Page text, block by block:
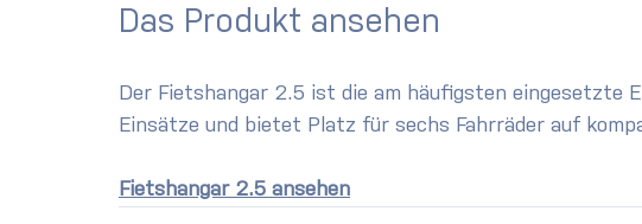
Das Produkt ansehen
Der Fietshangar 2.5 ist die am häufigsten eingesetzte
Einsätze und bietet Platz für sechs Fahrräder auf
Fietshangar 2.5 ansehen